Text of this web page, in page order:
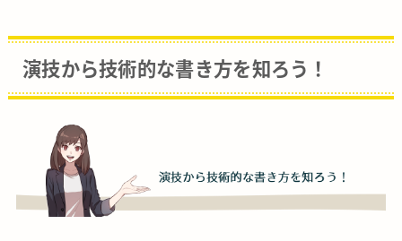
演技から技術的な書き方を知ろう！